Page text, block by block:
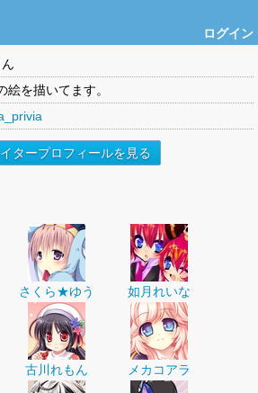
ログイン
絵を描いてます。
タープロフィールを見る
さくら★ゆう 如月れいな
古川れもん メカコアラ